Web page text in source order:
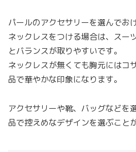
パールのアクセサリーを選んでお
ネックレスをつける場合は、スー
とバランスが取りやすいです。
ネックレスが無くても胸元にはコ
品で華やかな印象になります。
アクセサリーや靴、バッグなどを
品で控えめなデザインを選ぶこと